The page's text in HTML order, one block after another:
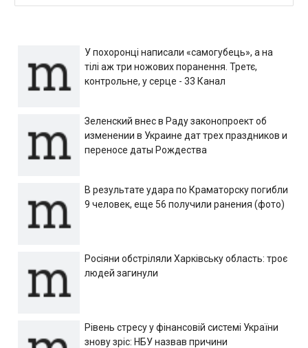
У похоронці написали «самогубець», а на
тілі аж три ножових поранення. Третє,
контрольне, у серце - 33 Канал
Зеленский внес в Раду законопроект об
изменении в Украине дат трех праздников и
переносе даты Рождества
В результате удара по Краматорску погибли
9 человек, еще 56 получили ранения (фото)
Росіяни обстріляли Харківську область: троє
людей загинули
Рівень стресу у фінансовій системі України
знову зріс: НБУ назвав причини